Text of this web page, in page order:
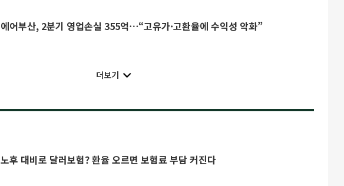
에어부산, 2분기 영업손실 355억⋯“고유가·고환율에 수익성 악화”
더보기
노후 대비로 달러보험? 환율 오르면 보험료 부담 커진다